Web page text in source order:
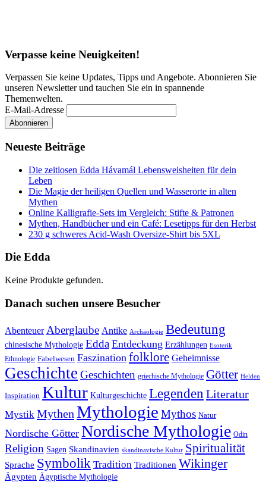
Verpasse keine Neuigkeiten!
Verpassen Sie keine Updates, Tipps und Angebote. Abonnieren Sie
unseren Newsletter und tauchen Sie ein in spannende
Themenwelten.
E-Mail-Adresse
Neueste Beiträge
Die zeitlosen Edda Hávamál Lebensweisheiten für dein
Leben
Die Magie der heiligen Quellen und Wasserorte in alten
Mythen
Online Kalligrafie‑Sets im Vergleich: Stifte & Patronen
Mythen, Handbücher und ein Café: Lesetipps für den Herbst
230 g schweres Acid-Wash Oversize-Shirt bis 5XL
Die Edda
Keine Produkte gefunden.
Danach suchen unsere Besucher
Abenteuer Aberglaube Antike Archäologie Bedeutung
chinesische Mythologie Edda Entdeckung Erzählungen Esoterik
Ethnologie Fabelwesen Faszination folklore Geheimnisse
Geschichte Geschichten griechische Mythologie Götter Helden
Inspiration Kultur Kulturgeschichte Legenden Literatur
Mystik Mythen Mythologie Mythos Natur
Nordische Götter Nordische Mythologie Odin
Religion Sagen Skandinavien skandinavische Kultur Spiritualität
Sprache Symbolik Tradition Traditionen Wikinger
Ägypten Ägyptische Mythologie